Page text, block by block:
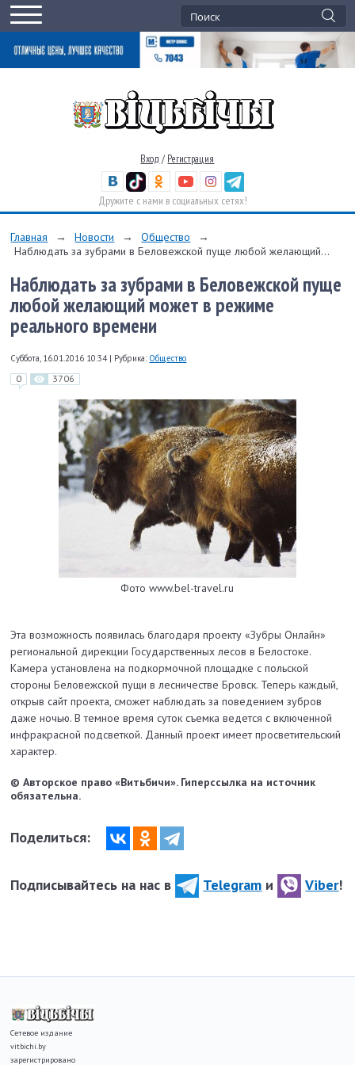
Вход / Регистрация
Дружите с нами в социальных сетях!
Главная → Новости → Общество
→
Наблюдать за зубрами в Беловежской пуще любой желающий...
Наблюдать за зубрами в Беловежской пуще
любой желающий может в режиме
реального времени
Суббота, 16.01.2016 10:34 | Рубрика: Общество
0 3706
Фото www.bel-travel.ru
Эта возможность появилась благодаря проекту «Зубры Онлайн»
региональной дирекции Государственных лесов в Белостоке.
Камера установлена на подкормочной площадке с польской
стороны Беловежской пущи в лесничестве Бровск. Теперь каждый,
открыв сайт проекта, сможет наблюдать за поведением зубров
даже ночью. В темное время суток съемка ведется с включенной
инфракрасной подсветкой. Данный проект имеет просветительский
характер.
© Авторское право «Витьбичи». Гиперссылка на источник
обязательна.
Поделиться:
Подписывайтесь на нас в Telegram и Viber!
Сетевое издание
vitbichi.by
зарегистрировано